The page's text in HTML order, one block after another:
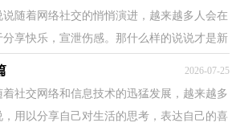
说随着网络社交的悄悄演进，越来越多人会在
享快乐，宣泄伤感。那什么样的说说才是新
2026-07-25
社交网络和信息技术的迅猛发展，越来越多
，用以分享自己对生活的思考，表达自己的喜